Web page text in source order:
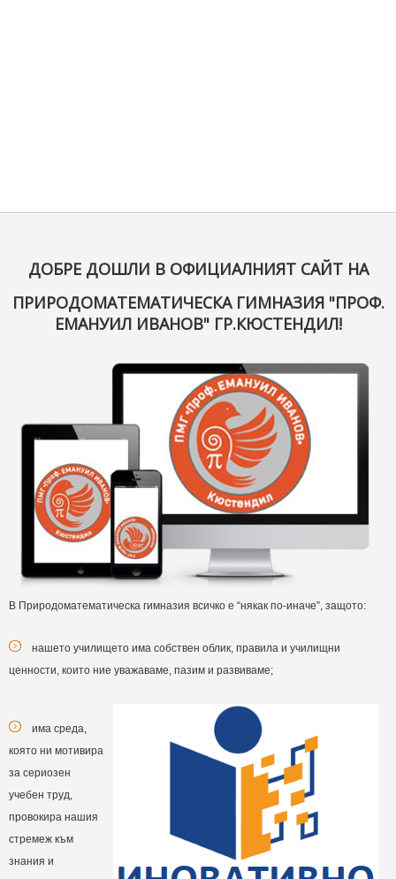
ДОБРЕ ДОШЛИ В ОФИЦИАЛНИЯТ САЙТ НА
ПРИРОДОМАТЕМАТИЧЕСКА ГИМНАЗИЯ "ПРОФ.
ЕМАНУИЛ ИВАНОВ" ГР.КЮСТЕНДИЛ!
В Природоматематическа гимназия всичко е “някак по-иначе”, защото:
нашето училището има собствен облик, правила и училищни
ценности, които ние уважаваме, пазим и развиваме;
има среда,
която ни мотивира
за сериозен
учебен труд,
провокира нашия
стремеж към
знания и